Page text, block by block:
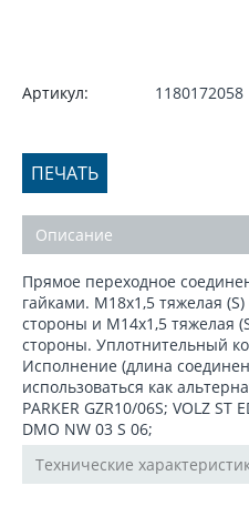
Артикул: 1180172058
ПЕЧАТЬ
Описание
Прямое переходное
гайками. M18x1,5 тяжелая
стороны и M14x1,5 тяжелая
стороны. Уплотнительный
Исполнение (длина
использоваться как
PARKER GZR10/06S; VOLZ ST
DMO NW 03 S 06;
Технические